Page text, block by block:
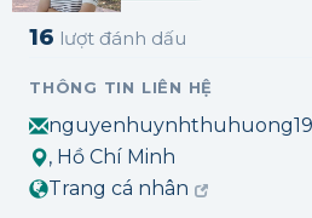
16 lượt đánh dấu
THÔNG TIN LIÊN HỆ
, Hồ Chí Minh
Trang cá nhân